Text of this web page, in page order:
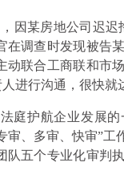
因某房地公司迟迟
调查时发现被告
联合工商联和市
进行沟通，很快就
庭护航企业发展
、多审、快审”工
五个专业化审判